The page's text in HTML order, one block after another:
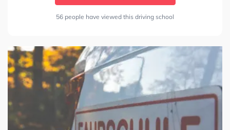
56 people have viewed this driving school